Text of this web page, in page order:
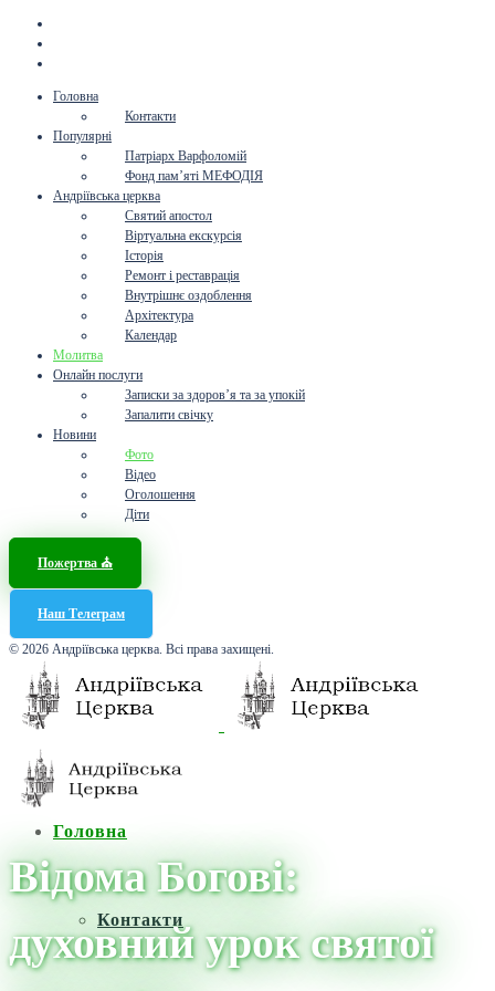
Головна
Контакти
Популярні
Патріарх Варфоломій
Фонд пам’яті МЕФОДІЯ
Андріївська церква
Святий апостол
Віртуальна екскурсія
Історія
Ремонт і реставрація
Внутрішнє оздоблення
Архітектура
Календар
Молитва
Онлайн послуги
Записки за здоров’я та за упокій
Запалити свічку
Новини
Фото
Відео
Оголошення
Діти
Пожертва ⛪️
Наш Телеграм
© 2026 Андріївська церква. Всі права захищені.
Головна
Контакти
Відома Богові:
духовний урок святої